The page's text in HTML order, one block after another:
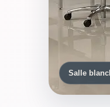
Salle